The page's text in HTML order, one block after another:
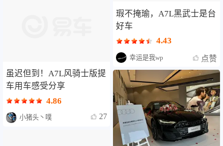
虽迟但到！A7L风骑士版提
车用车感受分享
4.86
小猪头丶噗 27
瑕不掩瑜，A7L黑武士是台
好车
4.43
幸运是我wp 点赞